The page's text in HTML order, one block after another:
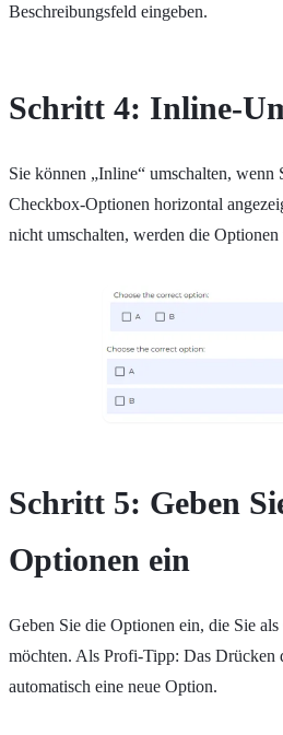
Beschreibungsfeld eingeben.
Schritt 4: Inline-
Sie können „Inline“ umschalten, wenn
Checkbox-Optionen horizontal
nicht umschalten, werden die
Schritt 5: Geben
Optionen ein
Geben Sie die Optionen ein, die Sie
möchten. Als Profi-Tipp: Das Drücken
automatisch eine neue Option.